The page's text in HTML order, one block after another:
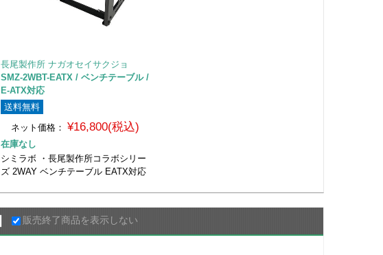
長尾製作所 ナガオセイサクジョ
SMZ-2WBT-EATX / ベンチテーブル /
E-ATX対応
送料無料
ネット価格： ¥16,800(税込)
在庫なし
シミラボ ・長尾製作所コラボシリー
ズ 2WAY ベンチテーブル EATX対応
販売終了商品を表示しない